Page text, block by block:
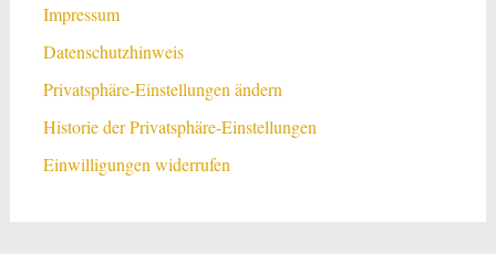
Impressum
Datenschutzhinweis
Privatsphäre-Einstellungen ändern
Historie der Privatsphäre-Einstellungen
Einwilligungen widerrufen